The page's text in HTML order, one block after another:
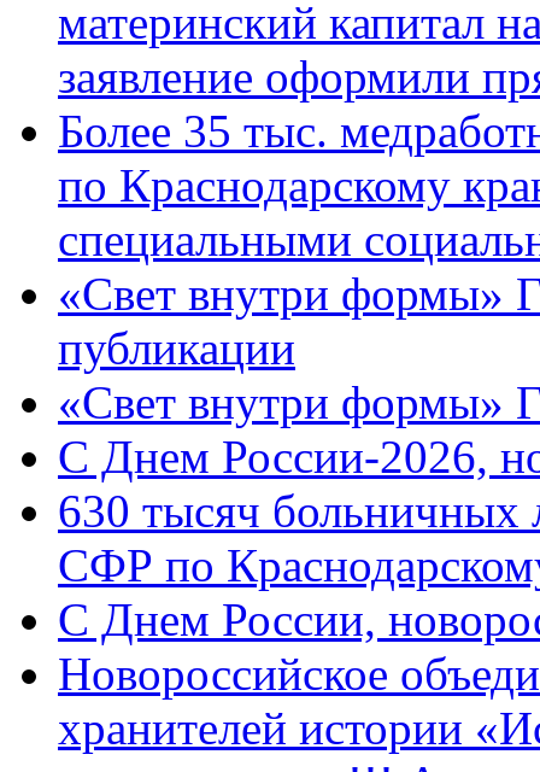
материнский капитал
заявление оформили
Более 35 тыс.
по Краснодарскому
специальными
«Свет внутри формы»
публикации
«Свет внутри формы»
C Днем России-2026,
630 тысяч больничных
СФР по
C Днем России,
Новороссийское
хранителей истории